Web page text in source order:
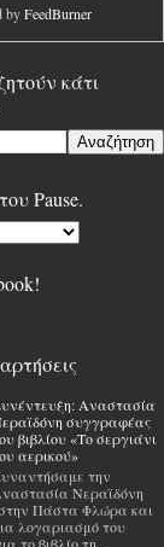
byFeedBurner
κάτι
Pause.
Αναστασία
συγγραφέας
βιβλίου «Το σεργιάνι
αερικού»
την
Νεραϊδόνη
Πάστα Φλώρα και
λογαριασμό του
το βιβλίο τη...